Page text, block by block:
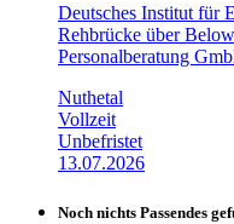
Deutsches Institut für
Rehbrücke über
Personalberatung
Nuthetal
Vollzeit
Unbefristet
13.07.2026
Noch nichts Passendes